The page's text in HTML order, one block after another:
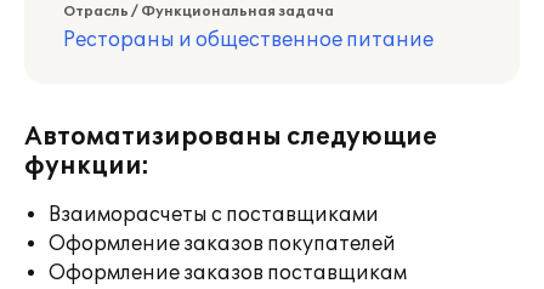
Отрасль / Функциональная задача
Рестораны и общественное питание
Автоматизированы следующие
функции:
Взаиморасчеты с поставщиками
Оформление заказов покупателей
Оформление заказов поставщикам